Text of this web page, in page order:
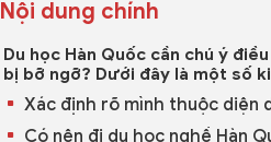
Nội dung chính
Du học Hàn Quốc cần chú ý
bị bỡ ngỡ? Dưới đây là một số
Xác định rõ mình thuộc diện
Có nên đi du học nghề Hàn